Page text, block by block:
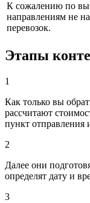
К сожалению по
направлениям не
перевозок.
Этапы
1
Как только вы
рассчитают
пункт отправления
2
Далее они
определят дату и
3